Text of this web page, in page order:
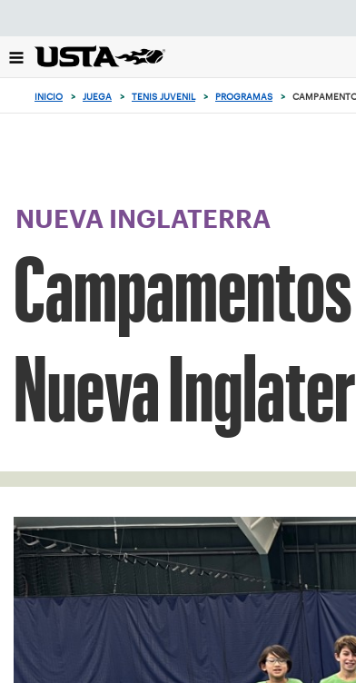
el
botón
INICIO > JUEGA > TENIS JUVENIL > PROGRAMAS >
NUEVA INGLATERRA
Nueva